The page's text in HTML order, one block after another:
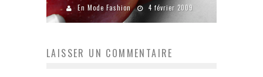
En Mode Fashion 4 février 2009
LAISSER UN COMMENTAIRE